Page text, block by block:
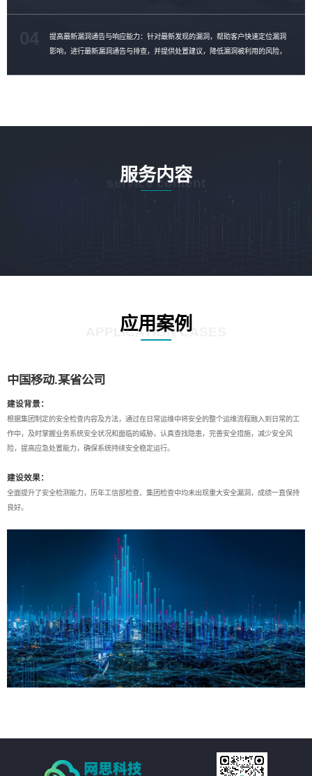
提高最新漏洞通告与响应能力：针对最新发现的漏洞，帮助客户快速定位漏洞
影响，进行最新漏洞通告与排查，并提供处置建议，降低漏洞被利用的风险，
04
服务内容
service content
应用案例
APPLICATION CASES
中国移动.某省公司
建设背景：
根据集团制定的安全检查内容及方法，通过在日常运维中将安全的整个运维流程融入到日常的工
作中，及时掌握业务系统安全状况和面临的威胁，认真查找隐患，完善安全措施，减少安全风
险，提高应急处置能力，确保系统持续安全稳定运行。
建设效果：
全面提升了安全检测能力，历年工信部检查、集团检查中均未出现重大安全漏洞，成绩一直保持
良好。